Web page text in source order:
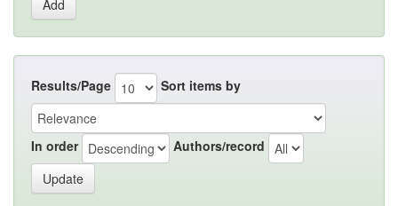
Results/Page Sort items by
In order Authors/record